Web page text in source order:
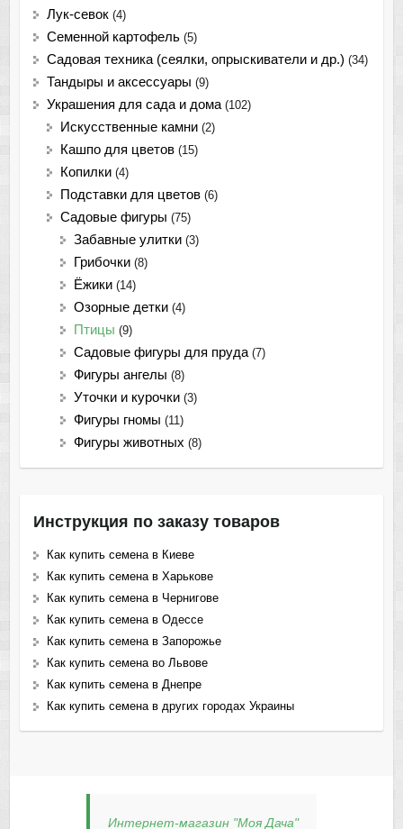
Лук-севок (4)
Семенной картофель (5)
Садовая техника (сеялки, опрыскиватели и др.) (34)
Тандыры и аксессуары (9)
Украшения для сада и дома (102)
Искусственные камни (2)
Кашпо для цветов (15)
Копилки (4)
Подставки для цветов (6)
Садовые фигуры (75)
Забавные улитки (3)
Грибочки (8)
Ёжики (14)
Озорные детки (4)
Птицы (9)
Садовые фигуры для пруда (7)
Фигуры ангелы (8)
Уточки и курочки (3)
Фигуры гномы (11)
Фигуры животных (8)
Инструкция по заказу товаров
Как купить семена в Киеве
Как купить семена в Харькове
Как купить семена в Чернигове
Как купить семена в Одессе
Как купить семена в Запорожье
Как купить семена во Львове
Как купить семена в Днепре
Как купить семена в других городах Украины
Интернет-магазин "Моя Дача"